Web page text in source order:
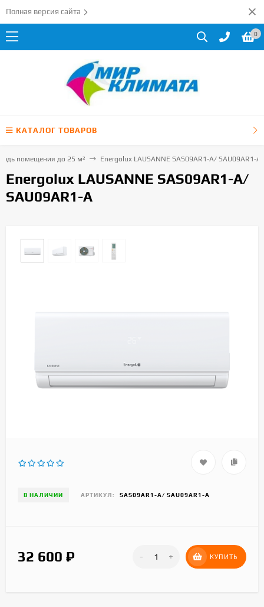
Полная версия сайта
0
КАТАЛОГ ТОВАРОВ
помещения до 25 м² Energolux LAUSANNE SAS09AR1-A/ SAU09AR1-A
Energolux LAUSANNE SAS09AR1-A/
SAU09AR1-A
В НАЛИЧИИ АРТИКУЛ: SAS09AR1-A/ SAU09AR1-A
32 600 ₽ - + КУПИТЬ